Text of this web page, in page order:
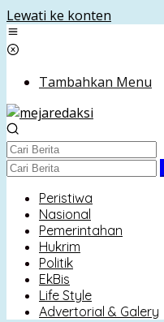
Lewati ke konten
Tambahkan Menu
Peristiwa
Nasional
Pemerintahan
Hukrim
Politik
EkBis
Life Style
Advertorial & Galery